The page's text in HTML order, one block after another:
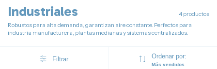
Industriales
4 productos
Robustos para alta demanda, garantizan aire constante. Perfectos para
industria manufacturera, plantas medianas y sistemas centralizados.
Filtrar Ordenar por:
Más vendidos